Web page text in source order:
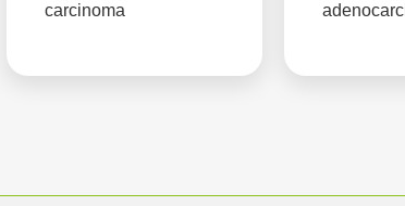
carcinoma